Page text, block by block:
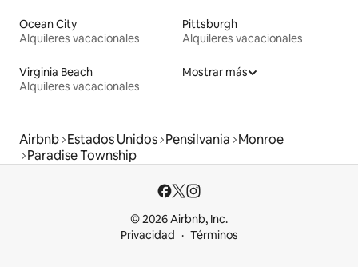
Ocean City
Alquileres vacacionales
Pittsburgh
Alquileres vacacionales
Virginia Beach
Alquileres vacacionales
Mostrar más
Airbnb Estados Unidos Pensilvania Monroe
Paradise Township
© 2026 Airbnb, Inc.
Privacidad
Términos